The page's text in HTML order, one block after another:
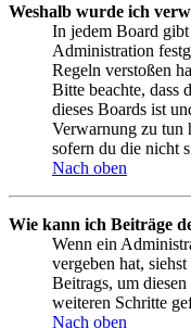
Weshalb wurde ich
In jedem Board gibt
Administration
Regeln verstoßen
Bitte beachte, dass
dieses Boards ist
Verwarnung zu tun
sofern du die nicht
Nach oben
Wie kann ich Beiträge
Wenn ein
vergeben hat,
Beitrags, um
weiteren Schritte
Nach oben